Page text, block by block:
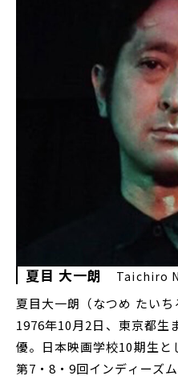
夏目 大一朗 Taichiro
夏目大一朗（なつめ たいち
1976年10月2日、東京都生
優。日本映画学校10期生と
第7・8・9回インディーズ